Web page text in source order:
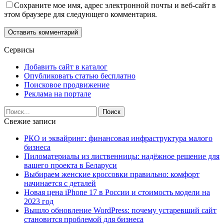
Сохраните мое имя, адрес электронной почты и веб-сайт в
этом браузере для следующего комментария.
Сервисы
Добавить сайт в каталог
Опубликовать статью бесплатно
Поисковое продвижение
Реклама на портале
Свежие записи
РКО и эквайринг: финансовая инфраструктура малого
бизнеса
Пиломатериалы из лиственницы: надёжное решение для
вашего проекта в Беларуси
Выбираем женские кроссовки правильно: комфорт
начинается с деталей
Новая цена iPhone 17 в России и стоимость модели на
2023 год
Вышло обновление WordPress: почему устаревший сайт
становится проблемой для бизнеса